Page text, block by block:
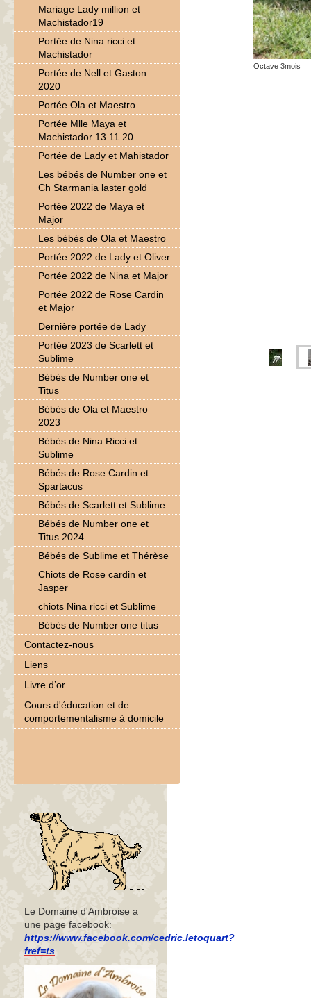
Octave 3mois
Mariage Lady million et
Machistador19
Portée de Nina ricci et
Machistador
Portée de Nell et Gaston
2020
Portée Ola et Maestro
Portée Mlle Maya et
Machistador 13.11.20
Portée de Lady et Mahistador
Les bébés de Number one et
Ch Starmania laster gold
Portée 2022 de Maya et
Major
Les bébés de Ola et Maestro
Portée 2022 de Lady et Oliver
Portée 2022 de Nina et Major
Portée 2022 de Rose Cardin
et Major
Dernière portée de Lady
Portée 2023 de Scarlett et
Sublime
Bébés de Number one et
Titus
Bébés de Ola et Maestro
2023
Bébés de Nina Ricci et
Sublime
Bébés de Rose Cardin et
Spartacus
Bébés de Scarlett et Sublime
Bébés de Number one et
Titus 2024
Bébés de Sublime et Thérèse
Chiots de Rose cardin et
Jasper
chiots Nina ricci et Sublime
Bébés de Number one titus
Contactez-nous
Liens
Livre d’or
Cours d'éducation et de
comportementalisme à domicile
Le Domaine d'Ambroise a
une page facebook:
https://www.facebook.com/cedric.letoquart?
fref=ts